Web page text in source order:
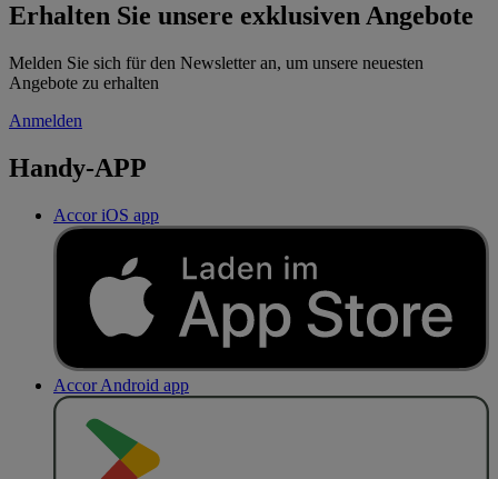
Erhalten Sie unsere exklusiven Angebote
Melden Sie sich für den Newsletter an, um unsere neuesten
Angebote zu erhalten
Anmelden
Handy-APP
Accor iOS app
Accor Android app